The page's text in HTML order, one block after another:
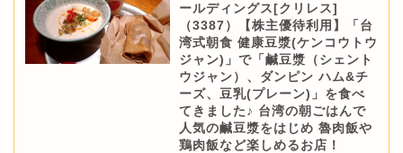
ールディングス[クリレス]
（3387）【株主優待利用】「台
湾式朝食 健康豆漿(ケンコウトウ
ジャン)」で「鹹豆漿（シェント
ウジャン）、ダンピン ハム&チ
ーズ、豆乳(プレーン)」を食べ
てきました♪ 台湾の朝ごはんで
人気の鹹豆漿をはじめ 魯肉飯や
鶏肉飯など楽しめるお店！